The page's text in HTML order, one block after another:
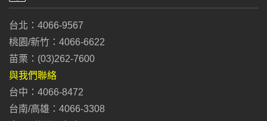
台北：4066-9567
桃園/新竹：4066-6622
苗栗：(03)262-7600
與我們聯絡
台中：4066-8472
台南/高雄：4066-3308